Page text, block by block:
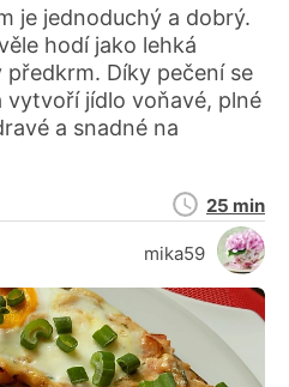
je jednoduchý a dobrý.
hodí jako lehká
Díky pečení se
vytvoří jídlo voňavé, plné
a snadné na
mika59
Doba
přípravy
25 min